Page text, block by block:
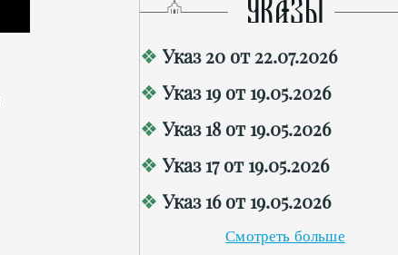
УКАЗЫ
Указ 20 от 22.07.2026
Указ 19 от 19.05.2026
Указ 18 от 19.05.2026
Указ 17 от 19.05.2026
Указ 16 от 19.05.2026
Смотреть больше